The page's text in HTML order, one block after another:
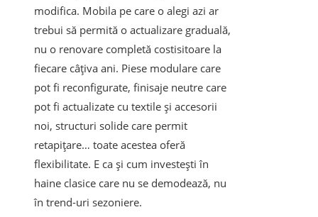
modifica. Mobila pe care o alegi azi ar
trebui să permită o actualizare graduală,
nu o renovare completă costisitoare la
fiecare câțiva ani. Piese modulare care
pot fi reconfigurate, finisaje neutre care
pot fi actualizate cu textile și accesorii
noi, structuri solide care permit
retapițare… toate acestea oferă
flexibilitate. E ca și cum investești în
haine clasice care nu se demodează, nu
în trend-uri sezoniere.